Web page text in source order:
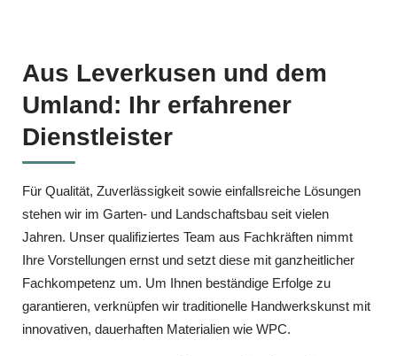
Aus Leverkusen und dem
Umland: Ihr erfahrener
Dienstleister
Für Qualität, Zuverlässigkeit sowie einfallsreiche Lösungen
stehen wir im Garten‑ und Landschaftsbau seit vielen
Jahren. Unser qualifiziertes Team aus Fachkräften nimmt
Ihre Vorstellungen ernst und setzt diese mit ganzheitlicher
Fachkompetenz um. Um Ihnen beständige Erfolge zu
garantieren, verknüpfen wir traditionelle Handwerkskunst mit
innovativen, dauerhaften Materialien wie WPC.